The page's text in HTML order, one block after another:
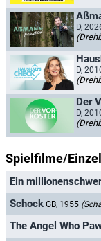
D,
D,
D,
Spielfilme/
Ein
Schock GB, 1955
The Angel Who